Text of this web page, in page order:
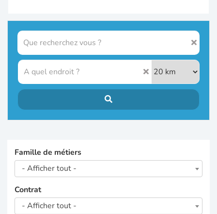
Famille de métiers
- Afficher tout -
Contrat
- Afficher tout -